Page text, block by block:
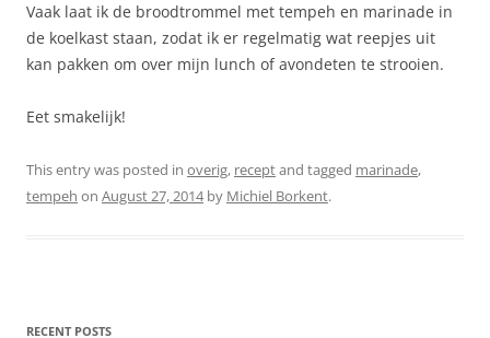
Vaak laat ik de broodtrommel met tempeh en marinade in
de koelkast staan, zodat ik er regelmatig wat reepjes uit
kan pakken om over mijn lunch of avondeten te strooien.
Eet smakelijk!
This entry was posted in overig, receptand tagged marinade,
tempeh on August 27, 2014by Michiel Borkent.
RECENT POSTS